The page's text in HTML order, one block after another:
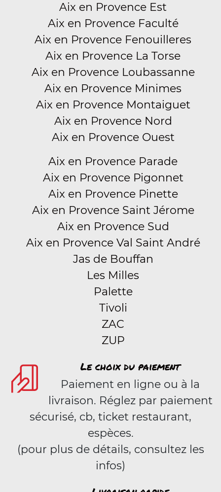
Aix en Provence Est
Aix en Provence Faculté
Aix en Provence Fenouilleres
Aix en Provence La Torse
Aix en Provence Loubassanne
Aix en Provence Minimes
Aix en Provence Montaiguet
Aix en Provence Nord
Aix en Provence Ouest
Aix en Provence Parade
Aix en Provence Pigonnet
Aix en Provence Pinette
Aix en Provence Saint Jérome
Aix en Provence Sud
Aix en Provence Val Saint André
Jas de Bouffan
Les Milles
Palette
Tivoli
ZAC
ZUP
Le choix du paiement
Paiement en ligne ou à la
livraison. Réglez par paiement
sécurisé, cb, ticket restaurant,
espèces.
(pour plus de détails, consultez les
infos)